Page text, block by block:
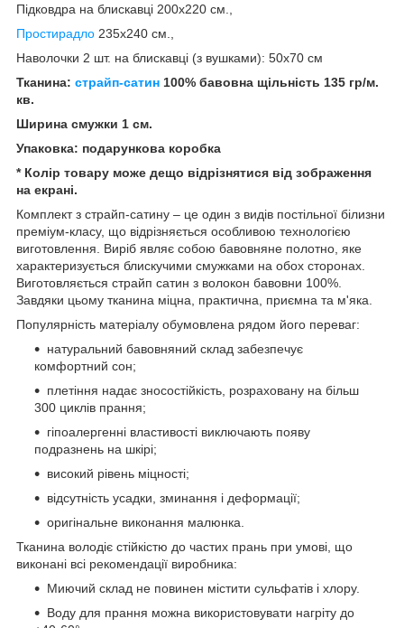
Підковдра на блискавці 200x220 см.,
Простирадло 235x240 см.,
Наволочки 2 шт. на блискавці (з вушками): 50х70 см
Тканина: страйп-сатин 100% бавовна щільність 135 гр/м.
кв.
Ширина смужки 1 см.
Упаковка: подарункова коробка
* Колір товару може дещо відрізнятися від зображення
на екрані.
Комплект з страйп-сатину – це один з видів постільної білизни
преміум-класу, що відрізняється особливою технологією
виготовлення. Виріб являє собою бавовняне полотно, яке
характеризується блискучими смужками на обох сторонах.
Виготовляється страйп сатин з волокон бавовни 100%.
Завдяки цьому тканина міцна, практична, приємна та м'яка.
Популярність матеріалу обумовлена рядом його переваг:
натуральний бавовняний склад забезпечує
комфортний сон;
плетіння надає зносостійкість, розраховану на більш
300 циклів прання;
гіпоалергенні властивості виключають появу
подразнень на шкірі;
високий рівень міцності;
відсутність усадки, зминання і деформації;
оригінальне виконання малюнка.
Тканина володіє стійкістю до частих прань при умові, що
виконані всі рекомендації виробника:
Миючий склад не повинен містити сульфатів і хлору.
Воду для прання можна використовувати нагріту до